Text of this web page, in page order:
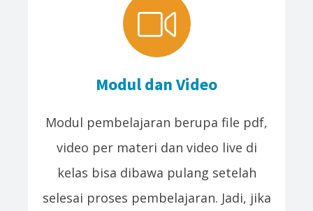
Modul dan Video
Modul pembelajaran berupa file pdf,
video per materi dan video live di
kelas bisa dibawa pulang setelah
selesai proses pembelajaran. Jadi, jika